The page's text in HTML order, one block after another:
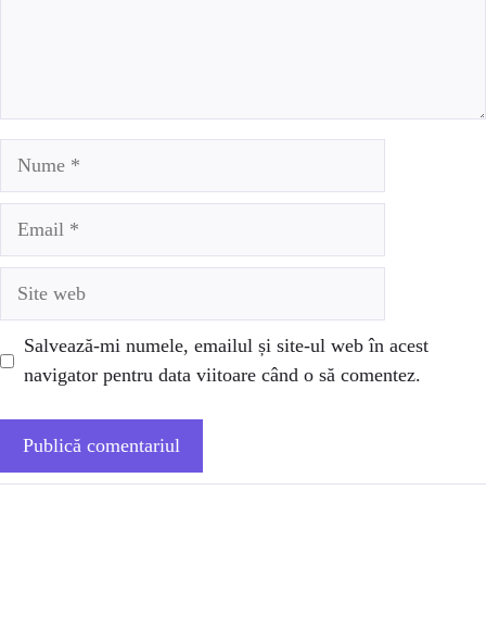
Salvează-mi numele, emailul și site-ul web în acest
navigator pentru data viitoare când o să comentez.